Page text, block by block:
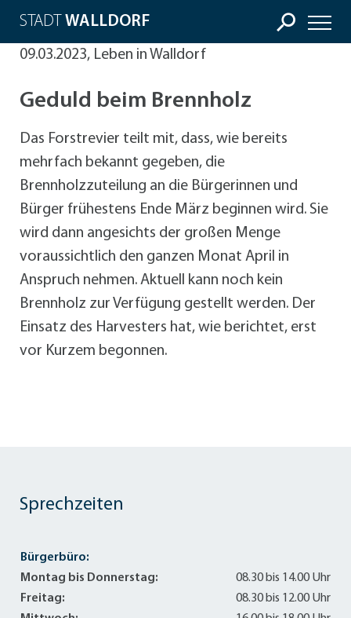
STADT WALLDORF
09.03.2023, Leben in Walldorf
Geduld beim Brennholz
Das Forstrevier teilt mit, dass, wie bereits
mehrfach bekannt gegeben, die
Brennholzzuteilung an die Bürgerinnen und
Bürger frühestens Ende März beginnen wird. Sie
wird dann angesichts der großen Menge
voraussichtlich den ganzen Monat April in
Anspruch nehmen. Aktuell kann noch kein
Brennholz zur Verfügung gestellt werden. Der
Einsatz des Harvesters hat, wie berichtet, erst
vor Kurzem begonnen.
Sprechzeiten
Bürgerbüro:
Montag bis Donnerstag:
08.30 bis 14.00 Uhr
Freitag:
08.30 bis 12.00 Uhr